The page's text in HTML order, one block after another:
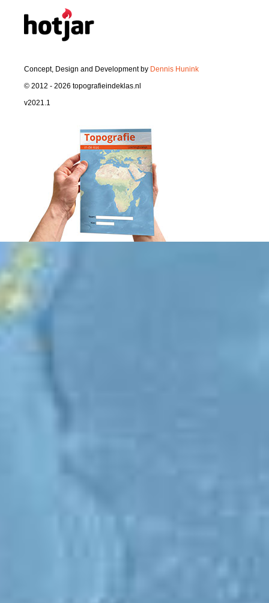
Concept, Design and Development by Dennis Hunink
© 2012 - 2026 topografieindeklas.nl
v2021.1